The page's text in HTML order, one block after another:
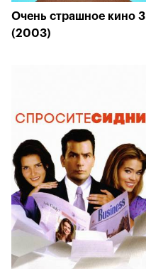
Очень страшное кино 3
(2003)